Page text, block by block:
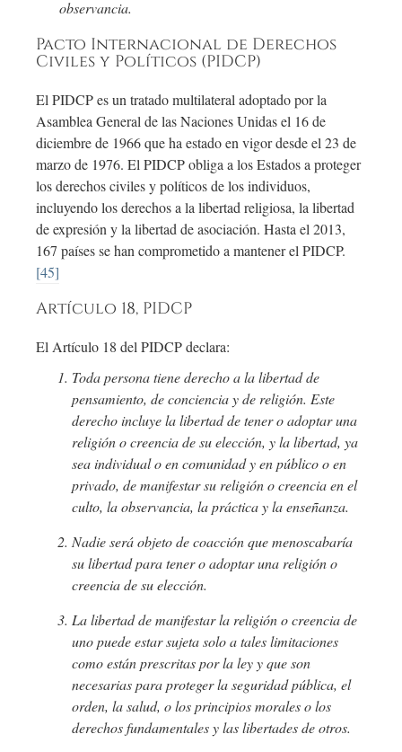
observancia.
Pacto Internacional de Derechos
Civiles y Políticos (PIDCP)
El PIDCP es un tratado multilateral adoptado por la
Asamblea General de las Naciones Unidas el 16 de
diciembre de 1966 que ha estado en vigor desde el 23 de
marzo de 1976. El PIDCP obliga a los Estados a proteger
los derechos civiles y políticos de los individuos,
incluyendo los derechos a la libertad religiosa, la libertad
de expresión y la libertad de asociación. Hasta el 2013,
167 países se han comprometido a mantener el PIDCP.
[45]
Artículo 18, PIDCP
El Artículo 18 del PIDCP declara:
Toda persona tiene derecho a la libertad de
pensamiento, de conciencia y de religión. Este
derecho incluye la libertad de tener o adoptar una
religión o creencia de su elección, y la libertad, ya
sea individual o en comunidad y en público o en
privado, de manifestar su religión o creencia en el
culto, la observancia, la práctica y la enseñanza.
Nadie será objeto de coacción que menoscabaría
su libertad para tener o adoptar una religión o
creencia de su elección.
La libertad de manifestar la religión o creencia de
uno puede estar sujeta solo a tales limitaciones
como están prescritas por la ley y que son
necesarias para proteger la seguridad pública, el
orden, la salud, o los principios morales o los
derechos fundamentales y las libertades de otros.